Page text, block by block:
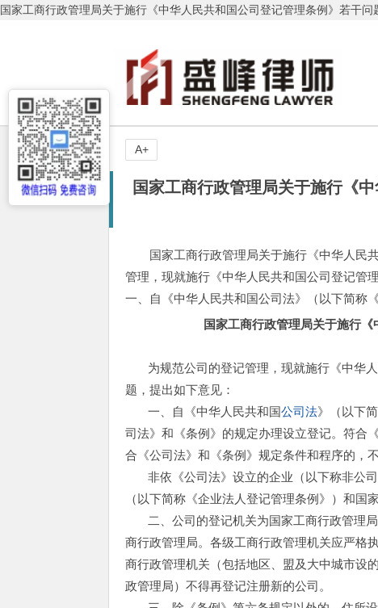
国家工商行政管理局关于施行《中华人民共和国公司登记管理条例》若干问
国家工商行政管理局关于施行《
国家工商行政管理局关于施行《中华人民
管理，现就施行《中华人民共和国公司登记管
一、自《中华人民共和国公司法》（以下简称
国家工商行政管理局关于施行
为规范公司的登记管理，现就施行《中华
题，提出如下意见：
一、自《中华人民共和国公司法》（以下
司法》和《条例》的规定办理设立登记。符合
合《公司法》和《条例》规定条件和程序的，
非依《公司法》设立的企业（以下称非公
（以下简称《企业法人登记管理条例》）和国
二、公司的登记机关为国家工商行政管理
商行政管理局。各级工商行政管理机关应严格
商行政管理机关（包括地区、盟及大中城市设
政管理局）不得再登记注册新的公司。
A+